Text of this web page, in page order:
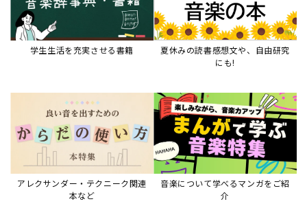
学生生活を充実させる書籍
夏休みの読書感想文や、自由研究
にも!
アレクサンダー・テクニーク関連
本など
音楽について学べるマンガをご紹
介